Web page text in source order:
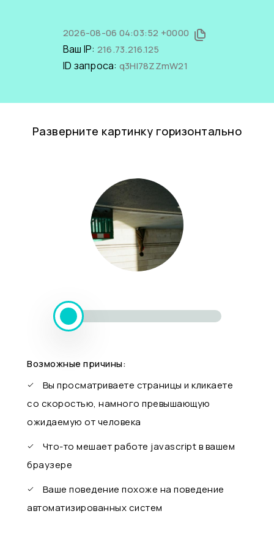
2026-08-06 04:03:52 +0000
Ваш IP: 216.73.216.125
ID запроса: q3Hl78ZZmW21
Разверните картинку горизонтально
Возможные причины:
Вы просматриваете страницы и кликаете
со скоростью, намного превышающую
ожидаемую от человека
Что-то мешает работе javascript в вашем
браузере
Ваше поведение похоже на поведение
автоматизированных систем